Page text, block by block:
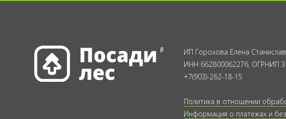
ИП Горохова Елена
ИНН 662800062276, ОГРНИП
+7(903)-262-18-15
Политика в отношении
Информация о платежах и